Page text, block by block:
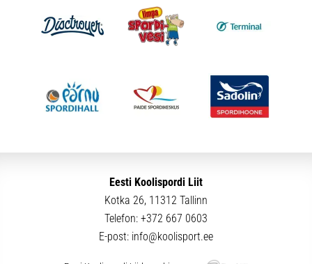
Eesti Koolispordi Liit
Kotka 26, 11312 Tallinn
Telefon: +372 667 0603
E-post: info@koolisport.ee